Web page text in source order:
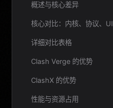
概述与核心差异
核心对比：内核、协议、UI
详细对比表格
Clash Verge 的优势
ClashX 的优势
性能与资源占用